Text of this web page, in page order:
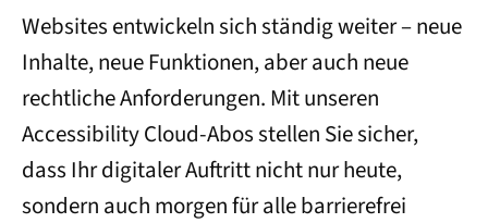
Websites entwickeln sich ständig weiter – neue
Inhalte, neue Funktionen, aber auch neue
rechtliche Anforderungen. Mit unseren
Accessibility Cloud-Abos stellen Sie sicher,
dass Ihr digitaler Auftritt nicht nur heute,
sondern auch morgen für alle barrierefrei